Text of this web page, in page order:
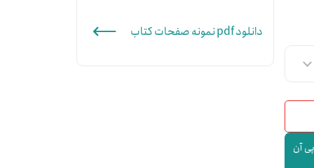
آن
دانلود pdf نمونه صفحات کتاب